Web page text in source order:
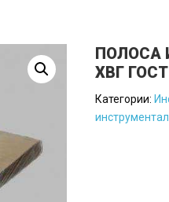
ПОЛОСА
ХВГ
Категории: